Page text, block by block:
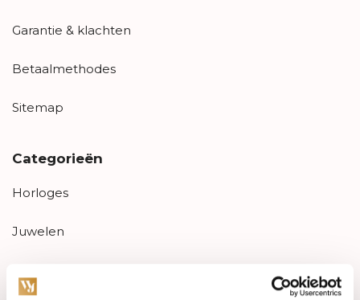
Garantie & klachten
Betaalmethodes
Sitemap
Categorieën
Horloges
Juwelen